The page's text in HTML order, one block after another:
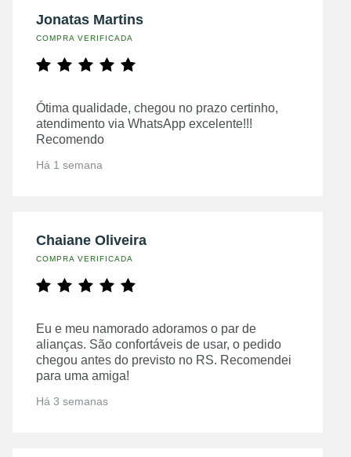
Jonatas Martins
COMPRA VERIFICADA
Ótima qualidade, chegou no prazo certinho,
atendimento via WhatsApp excelente!!!
Recomendo
Há 1 semana
Chaiane Oliveira
COMPRA VERIFICADA
Eu e meu namorado adoramos o par de
alianças. São confortáveis de usar, o pedido
chegou antes do previsto no RS. Recomendei
para uma amiga!
Há 3 semanas